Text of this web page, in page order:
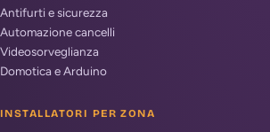
Antifurti e sicurezza
Automazione cancelli
Videosorveglianza
Domotica e Arduino
INSTALLATORI PER ZONA